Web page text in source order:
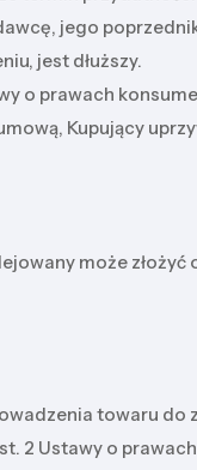
jego
jest dłuższy.
o prawach
Kupujący
może złożyć
towaru do
2 Ustawy o